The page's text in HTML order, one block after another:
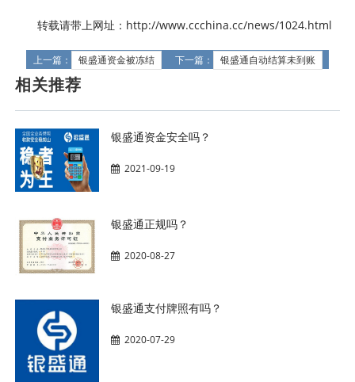
转载请带上网址：http://www.ccchina.cc/news/1024.html
上一篇： 银盛通资金被冻结 下一篇： 银盛通自动结算未到账
相关推荐
银盛通资金安全吗？
2021-09-19
银盛通正规吗？
2020-08-27
银盛通支付牌照有吗？
2020-07-29